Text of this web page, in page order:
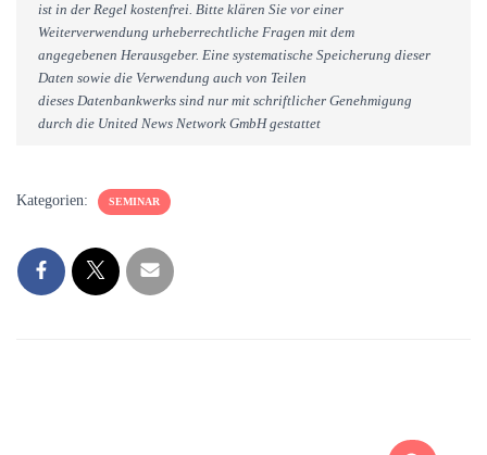
ist in der Regel kostenfrei. Bitte klären Sie vor einer
Weiterverwendung urheberrechtliche Fragen mit dem
angegebenen Herausgeber. Eine systematische Speicherung dieser
Daten sowie die Verwendung auch von Teilen
dieses Datenbankwerks sind nur mit schriftlicher Genehmigung
durch die United News Network GmbH gestattet
Kategorien: SEMINAR